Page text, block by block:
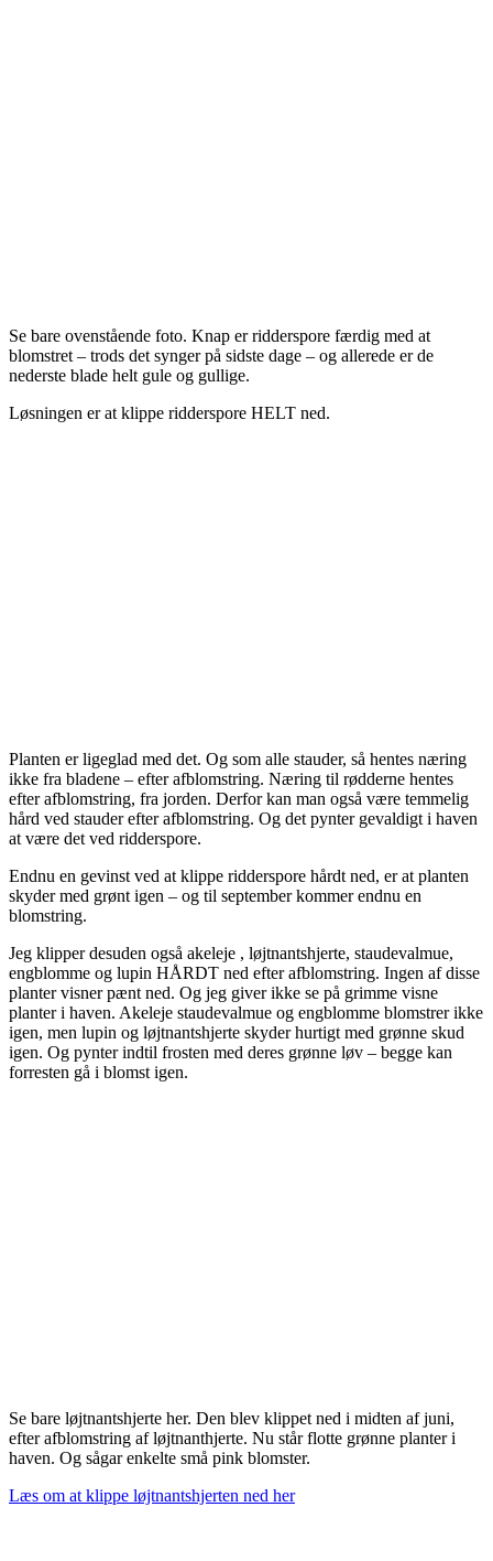
Se bare ovenstående foto. Knap er ridderspore færdig med at
blomstret – trods det synger på sidste dage – og allerede er de
nederste blade helt gule og gullige.
Løsningen er at klippe ridderspore HELT ned.
Planten er ligeglad med det. Og som alle stauder, så hentes næring
ikke fra bladene – efter afblomstring. Næring til rødderne hentes
efter afblomstring, fra jorden. Derfor kan man også være temmelig
hård ved stauder efter afblomstring. Og det pynter gevaldigt i haven
at være det ved ridderspore.
Endnu en gevinst ved at klippe ridderspore hårdt ned, er at planten
skyder med grønt igen – og til september kommer endnu en
blomstring.
Jeg klipper desuden også akeleje , løjtnantshjerte, staudevalmue,
engblomme og lupin HÅRDT ned efter afblomstring. Ingen af disse
planter visner pænt ned. Og jeg giver ikke se på grimme visne
planter i haven. Akeleje staudevalmue og engblomme blomstrer ikke
igen, men lupin og løjtnantshjerte skyder hurtigt med grønne skud
igen. Og pynter indtil frosten med deres grønne løv – begge kan
forresten gå i blomst igen.
Se bare løjtnantshjerte her. Den blev klippet ned i midten af juni,
efter afblomstring af løjtnanthjerte. Nu står flotte grønne planter i
haven. Og sågar enkelte små pink blomster.
Læs om at klippe løjtnantshjerten ned her